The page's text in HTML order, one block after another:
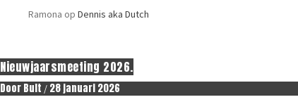
Ramona op Dennis aka Dutch
Nieuwjaarsmeeting 2026.
DoorBult / 28 januari 2026